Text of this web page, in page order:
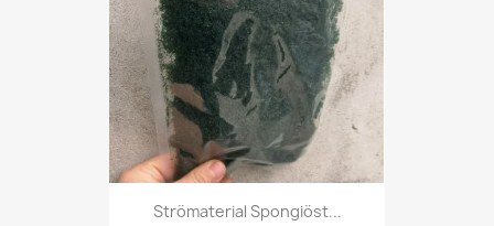
Strömaterial Spongiöst...